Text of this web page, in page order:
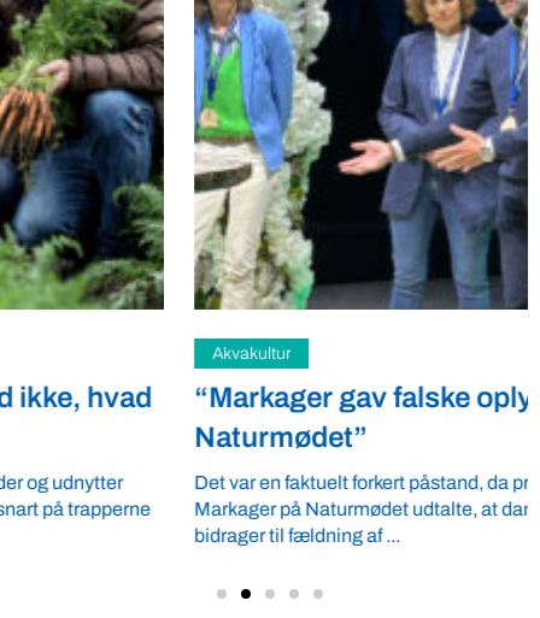
“Markager gav falske oplysninger på
Det var en faktuelt forkert påstand, da professor Stiig
Markager på Naturmødet udtalte, at dansk akvakultur
bidrager til fældning af ...